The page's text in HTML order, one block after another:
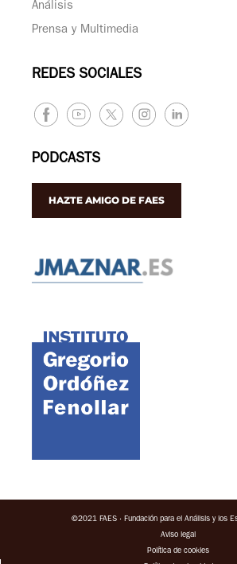
Análisis
Prensa y Multimedia
REDES SOCIALES
PODCASTS
HAZTE AMIGO DE FAES
©2021 FAES · Fundación para el Análisis y los
Aviso legal
Política de cookies